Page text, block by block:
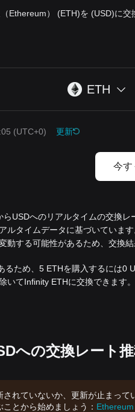
Ethereum） (ETH)を (USD)に
ETH
(UTC+0) 更新
今す
USDへのリアルタイムの交換
ルタイムデータに基づいていま
動する可能性があるため、交換
るため、5 ETHを購入するには0
いてInfinity ETHに交換できます。
への交換レート
れていないか、更新が止まって
とから始めましょう：